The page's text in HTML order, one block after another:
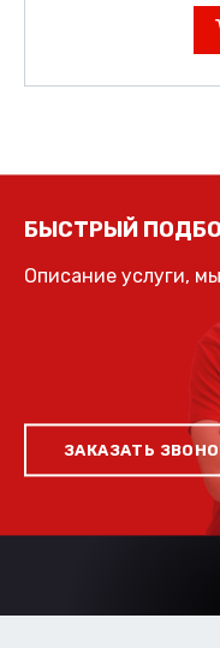
БЫСТРЫЙ
Описание услуги,
ЗАКАЗАТЬ